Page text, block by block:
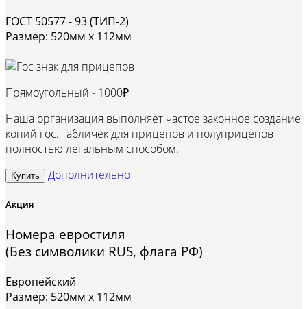
ГОСТ 50577 - 93 (ТИП-2)
Размер: 520мм х 112мм
Прямоугольный - 1000₽
Наша организация выполняет частое законное создание
копий гос. табличек для прицепов и полуприцепов
полностью легальным способом.
Купить Дополнительно
Акция
Номера евростиля
(Без символики RUS, флага РФ)
Европейский
Размер: 520мм х 112мм